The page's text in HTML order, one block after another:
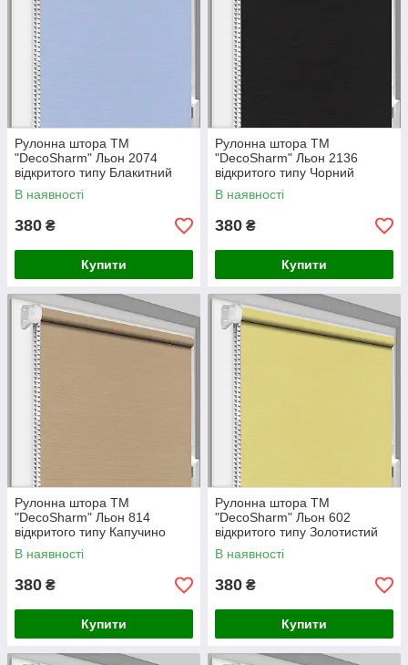
Рулонна штора ТМ
"DecoSharm" Льон 2074
відкритого типу Блакитний
В наявності
380 ₴
Купити
Рулонна штора ТМ
"DecoSharm" Льон 2136
відкритого типу Чорний
В наявності
380 ₴
Купити
Рулонна штора ТМ
"DecoSharm" Льон 814
відкритого типу Капучино
В наявності
380 ₴
Купити
Рулонна штора ТМ
"DecoSharm" Льон 602
відкритого типу Золотистий
В наявності
380 ₴
Купити